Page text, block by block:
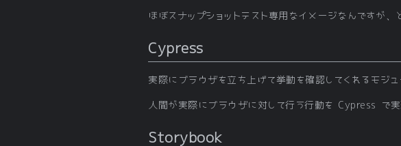
ほぼスナップショットテスト専用なイメージなんですが、
Cypress
実際にブラウザを立ち上げて挙動を確認してくれるモジュ
人間が実際にブラウザに対して行う行動を Cypress で実
Storybook